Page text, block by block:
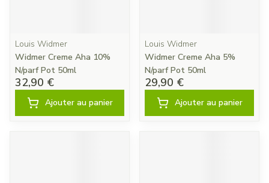
Louis Widmer
Widmer Creme Aha 10%
N/parf Pot 50ml
32,90 €
Ajouter au panier
Louis Widmer
Widmer Creme Aha 5%
N/parf Pot 50ml
29,90 €
Ajouter au panier